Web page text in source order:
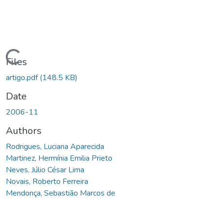
Files
artigo.pdf(148.5 KB)
Date
2006-11
Authors
Rodrigues, Luciana Aparecida
Martinez, Hermínia Emilia Prieto
Neves, Júlio César Lima
Novais, Roberto Ferreira
Mendonça, Sebastião Marcos de